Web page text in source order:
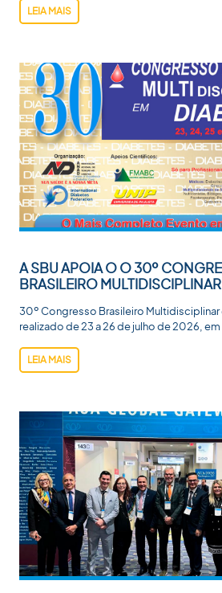
LEIA MAIS
A SBU APOIA O O 30º
BRASILEIRO
30º Congresso Brasileiro Multidisciplinar
realizado de 23 a 26 de julho de 2026, em
LEIA MAIS